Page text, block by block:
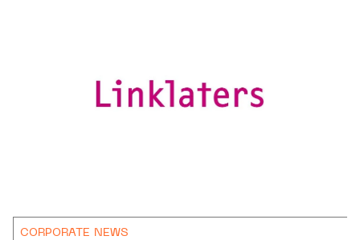
CORPORATE NEWS